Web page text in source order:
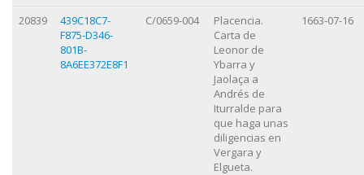
20839
439C18C7-
F875-D346-
801B-
8A6EE372E8F1
C/0659-004
Placencia.
Carta de
Leonor de
Ybarra y
Jaolaça a
Andrés de
Iturralde para
que haga unas
diligencias en
Vergara y
Elgueta.
1663-07-16